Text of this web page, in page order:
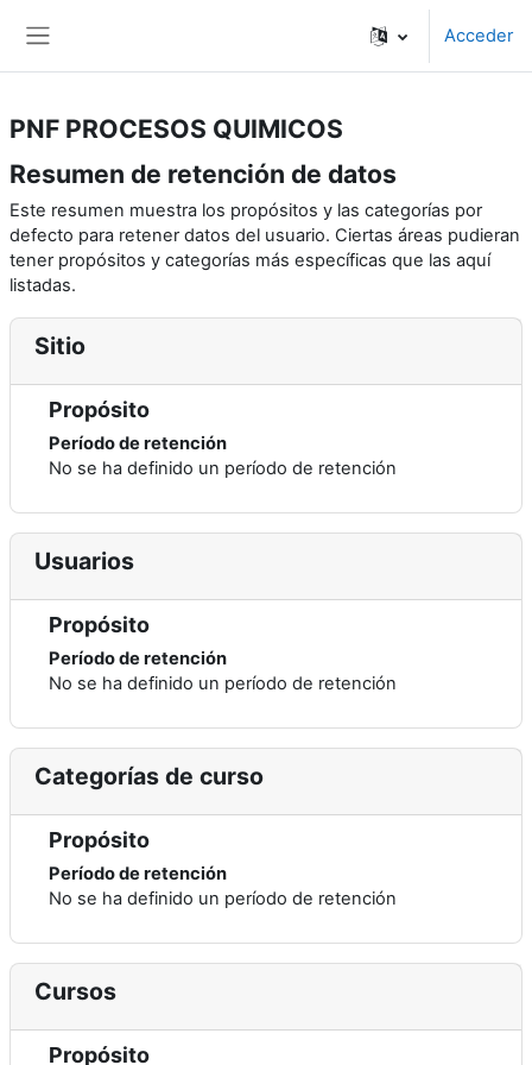
Acceder
PNF PROCESOS QUIMICOS
Resumen de retención de datos
Este resumen muestra los propósitos y las categorías por
defecto para retener datos del usuario. Ciertas áreas pudieran
tener propósitos y categorías más específicas que las aquí
listadas.
Sitio
Propósito
Período de retención
No se ha definido un período de retención
Usuarios
Propósito
Período de retención
No se ha definido un período de retención
Categorías de curso
Propósito
Período de retención
No se ha definido un período de retención
Cursos
Propósito